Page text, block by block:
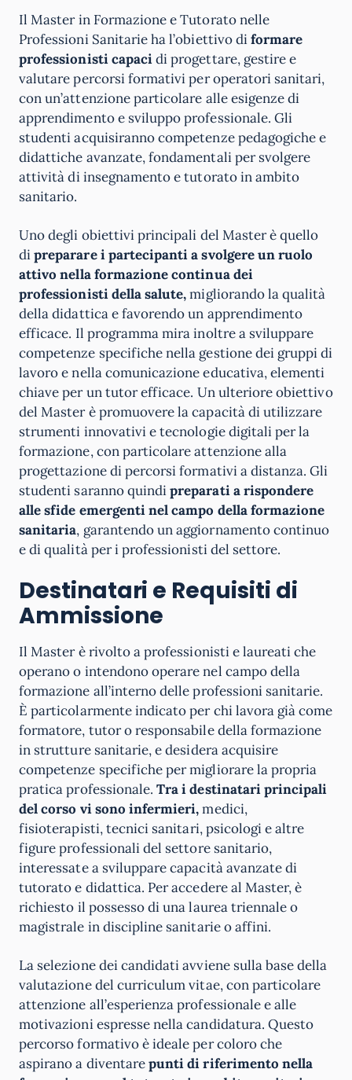
Il Master in Formazione e Tutorato nelle
Professioni Sanitarie ha l’obiettivo diformare
professionisti capacidi progettare, gestire e
valutare percorsi formativi per operatori sanitari,
con un’attenzione particolare alle esigenze di
apprendimento e sviluppo professionale. Gli
studenti acquisiranno competenze pedagogiche e
didattiche avanzate, fondamentali per svolgere
attività di insegnamento e tutorato in ambito
sanitario.
Uno degli obiettivi principali del Master è quello
dipreparare i partecipanti a svolgere un ruolo
attivo nella formazione continua dei
professionisti della salute,migliorando la qualità
della didattica e favorendo un apprendimento
efficace. Il programma mira inoltre a sviluppare
competenze specifiche nella gestione dei gruppi di
lavoro e nella comunicazione educativa, elementi
chiave per un tutor efficace. Un ulteriore obiettivo
del Master è promuovere la capacità di utilizzare
strumenti innovativi e tecnologie digitali per la
formazione, con particolare attenzione alla
progettazione di percorsi formativi a distanza. Gli
studenti saranno quindipreparati a rispondere
alle sfide emergenti nel campo della formazione
sanitaria, garantendo un aggiornamento continuo
e di qualità per i professionisti del settore.
Destinatari e Requisiti di
Ammissione
Il Master è rivolto a professionisti e laureati che
operano o intendono operare nel campo della
formazione all’interno delle professioni sanitarie.
È particolarmente indicato per chi lavora già come
formatore, tutor o responsabile della formazione
in strutture sanitarie, e desidera acquisire
competenze specifiche per migliorare la propria
pratica professionale.Tra i destinatari principali
del corso vi sono infermieri,medici,
fisioterapisti, tecnici sanitari, psicologi e altre
figure professionali del settore sanitario,
interessate a sviluppare capacità avanzate di
tutorato e didattica. Per accedere al Master, è
richiesto il possesso di una laurea triennale o
magistrale in discipline sanitarie o affini.
La selezione dei candidati avviene sulla base della
valutazione del curriculum vitae, con particolare
attenzione all’esperienza professionale e alle
motivazioni espresse nella candidatura. Questo
percorso formativo è ideale per coloro che
aspirano a diventarepunti di riferimento nella